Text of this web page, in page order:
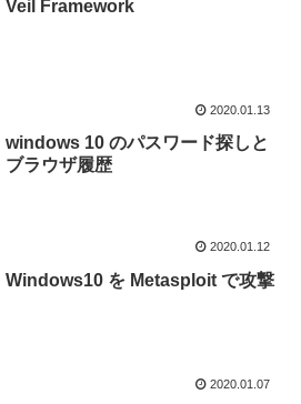
Veil Framework
2020.01.13
windows 10 のパスワード探しと
ブラウザ履歴
2020.01.12
Windows10 を Metasploit で攻撃
2020.01.07